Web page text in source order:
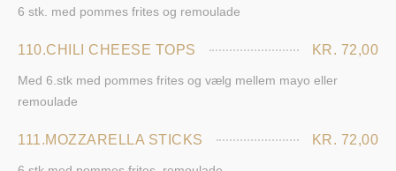
6 stk. med pommes frites og remoulade
110.CHILI CHEESE TOPS KR. 72,00
Med 6.stk med pommes frites og vælg mellem mayo eller
remoulade
111.MOZZARELLA STICKS KR. 72,00